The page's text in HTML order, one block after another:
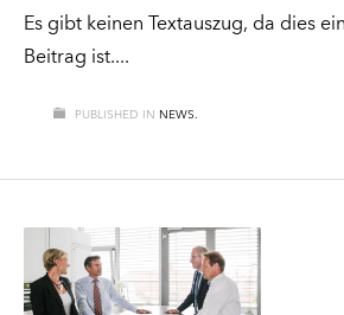
Es gibt keinen Textauszug, da dies
Beitrag ist.
PUBLISHED IN NEWS.